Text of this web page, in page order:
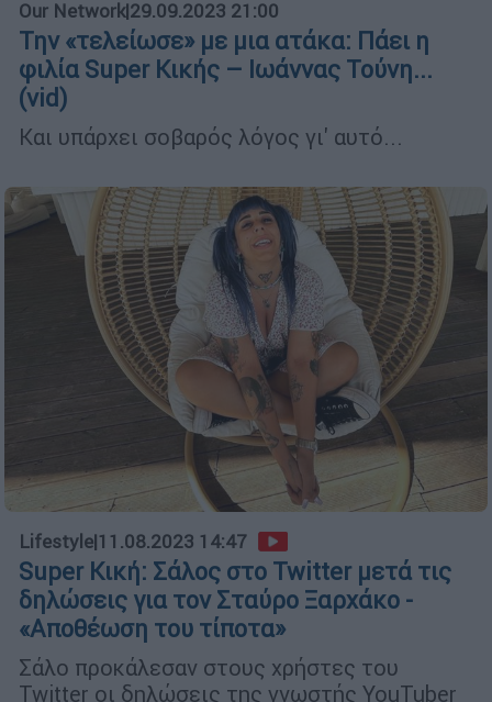
Our Network|29.09.2023 21:00
Την «τελείωσε» με μια ατάκα: Πάει η
φιλία Super Κικής – Ιωάννας Τούνη...
(vid)
Και υπάρχει σοβαρός λόγος γι' αυτό...
Lifestyle|11.08.2023 14:47
Super Κική: Σάλος στο Twitter μετά τις
δηλώσεις για τον Σταύρο Ξαρχάκο -
«Αποθέωση του τίποτα»
Σάλο προκάλεσαν στους χρήστες του
Twitter οι δηλώσεις της γνωστής YouTuber